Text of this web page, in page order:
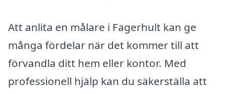
Att anlita en målare i Fagerhult kan ge
många fördelar när det kommer till att
förvandla ditt hem eller kontor. Med
professionell hjälp kan du säkerställa att